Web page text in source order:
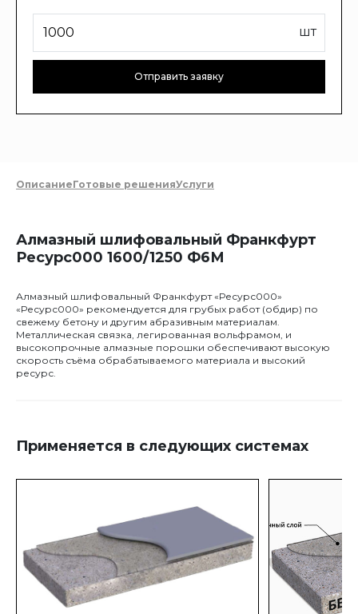
шт
Отправить заявку
ОписаниеГотовые решенияУслуги
Алмазный шлифовальный Франкфурт
Ресурс000 1600/1250 Ф6М
Алмазный шлифовальный Франкфурт «Ресурс000»
«Ресурс000» рекомендуется для грубых работ (обдир) по
свежему бетону и другим абразивным материалам.
Металлическая связка, легированная вольфрамом, и
высокопрочные алмазные порошки обеспечивают высокую
скорость съёма обрабатываемого материала и высокий
ресурс.
Применяется в следующих системах